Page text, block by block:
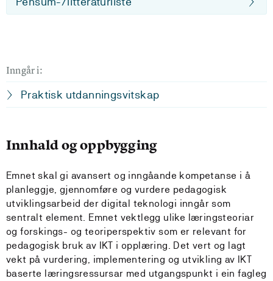
Inngår i:
Praktisk utdanningsvitskap
Innhald og oppbygging
Emnet skal gi avansert og inngåande kompetanse i å
planleggje, gjennomføre og vurdere pedagogisk
utviklingsarbeid der digital teknologi inngår som
sentralt element. Emnet vektlegg ulike læringsteoriar
og forskings- og teoriperspektiv som er relevant for
pedagogisk bruk av IKT i opplæring. Det vert og lagt
vekt på vurdering, implementering og utvikling av IKT
baserte læringsressursar med utgangspunkt i ein fagleg